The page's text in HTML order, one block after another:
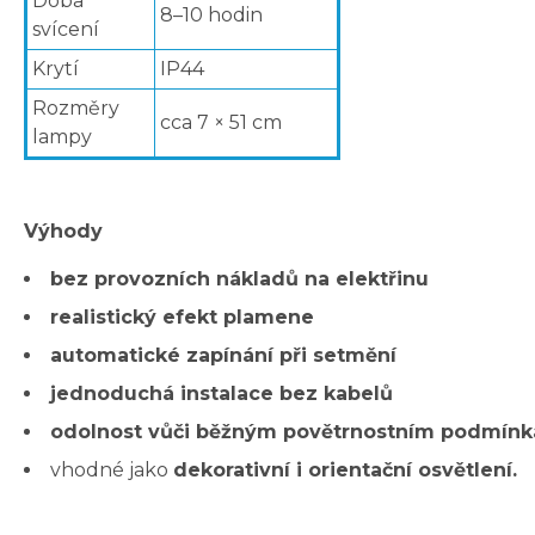
svícení
8–10 hodin
Krytí
IP44
Rozměry
lampy
cca 7 × 51 cm
Výhody
bez provozních nákladů na elektřinu
realistický efekt plamene
automatické zapínání při setmění
jednoduchá instalace bez kabelů
odolnost vůči běžným povětrnostním
vhodné jako dekorativní i orientační osvětlení.